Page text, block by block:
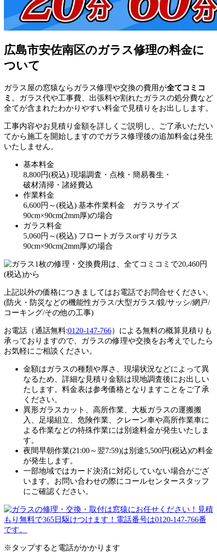
広島市安佐南区のガラス修理の料金に
ついて
ガラス屋の窓猿ならガラス修理や交換の費用が全てコミコ
ミ 。ガラス代や工事費、出張料や割れたガラスの処分費など
全てが含まれたわかりやすい料金で見積りをお出しします。
工事内容やお見積り金額を詳しくご説明し、ご了承いただい
てから施工を開始しますのでガラス修理後の追加料金は発生
いたしません。
基本料金
8,800円(税込) 現場調査・点検・簡易養生・
破材清掃・諸経費込
作業料金
6,600円～(税込) 基本作業料金 ガラスサイズ
90cm×90cm(2mm厚)の場合
ガラス料金
5,060円～(税込) フロートガラスorすりガラス
90cm×90cm(2mm厚)の場合
上記以外の価格につきましてはお電話でお問合せください。
(防火・防災などの機能性ガラス/大型ガラス/鏡/サッシ/網戸/
コーキング/その他の工事)
お電話（通話無料:0120-147-766）による無料の概算見積りも
承っておりますので、ガラスの修理や交換をお考えでしたら
お気軽にご相談ください。
金額はガラスの種類や厚さ、現場状況などによって異
なるため、 詳細な見積り金額は現地調査後にお出しい
たします。 料金表は参考価格となりますことをご了承
ください。
異形ガラスカット、高所作業、大板ガラスの運搬搬
入、足場組立、危険作業、クレーン車や高所作業車に
よる作業などの特殊作業には別途料金が発生いたしま
す。
夜間早朝作業(21:00～翌7:59)は別途5,500円(税込)の料金
が発生します。
一部地域ではカード決済に対応していない場合がござ
います。お問い合わせの際にコールセンタースタッフ
にご確認ください。
※タップすると電話がかかります